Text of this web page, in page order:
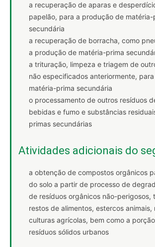
a recuperação de aparas e
papelão, para a produção de matéria-
secundária
a recuperação de borracha, como
a produção de matéria-prima
a trituração, limpeza e triagem de
não especificados anteriormente,
matéria-prima secundária
o processamento de outros resíduos
bebidas e fumo e substâncias
primas secundárias
Atividades adicionais do
a obtenção de compostos orgânicos
do solo a partir de processo de
de resíduos orgânicos não-perigosos,
restos de alimentos, estercos animais,
culturas agrícolas, bem como a
resíduos sólidos urbanos